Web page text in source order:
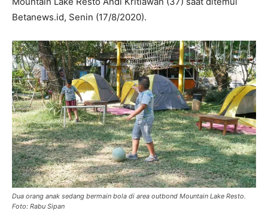
Betanews.id, Senin (17/8/2020).
Dua orang anak sedang bermain bola di area outbond Mountain Lake Resto.
Foto: Rabu Sipan